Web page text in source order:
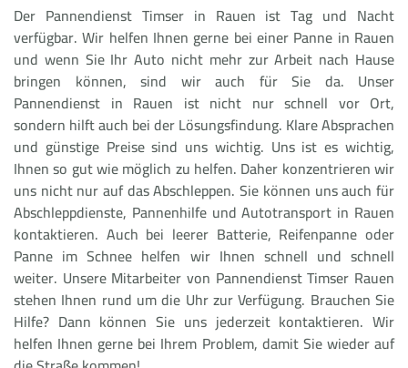
Der Pannendienst Timser in Rauen ist Tag und Nacht
verfügbar. Wir helfen Ihnen gerne bei einer Panne in Rauen
und wenn Sie Ihr Auto nicht mehr zur Arbeit nach Hause
bringen können, sind wir auch für Sie da. Unser
Pannendienst in Rauen ist nicht nur schnell vor Ort,
sondern hilft auch bei der Lösungsfindung. Klare Absprachen
und günstige Preise sind uns wichtig. Uns ist es wichtig,
Ihnen so gut wie möglich zu helfen. Daher konzentrieren wir
uns nicht nur auf das Abschleppen. Sie können uns auch für
Abschleppdienste, Pannenhilfe und Autotransport in Rauen
kontaktieren. Auch bei leerer Batterie, Reifenpanne oder
Panne im Schnee helfen wir Ihnen schnell und schnell
weiter. Unsere Mitarbeiter von Pannendienst Timser Rauen
stehen Ihnen rund um die Uhr zur Verfügung. Brauchen Sie
Hilfe? Dann können Sie uns jederzeit kontaktieren. Wir
helfen Ihnen gerne bei Ihrem Problem, damit Sie wieder auf